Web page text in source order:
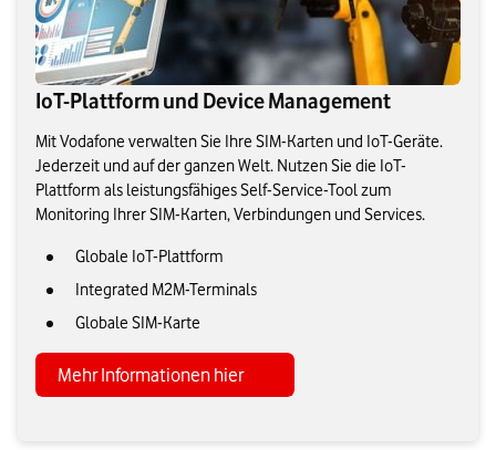
IoT-Plattform und Device Management
Mit Vodafone verwalten Sie Ihre SIM-Karten und IoT-Geräte.
Jederzeit und auf der ganzen Welt. Nutzen Sie die IoT-
Plattform als leistungsfähiges Self-Service-Tool zum
Monitoring Ihrer SIM-Karten, Verbindungen und Services.
Globale IoT-Plattform
Integrated M2M-Terminals
Globale SIM-Karte
Mehr Informationen hier